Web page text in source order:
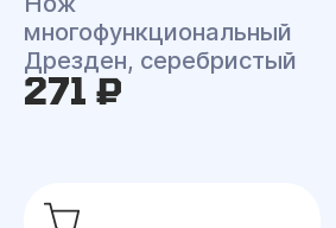
многофункциональный
Дрезден, серебристый
271 ₽